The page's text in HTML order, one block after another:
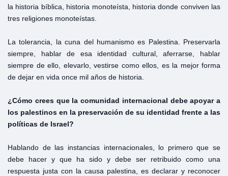
la historia bíblica, historia monoteísta, historia donde conviven las
tres religiones monoteístas.
La tolerancia, la cuna del humanismo es Palestina. Preservarla
siempre, hablar de esa identidad cultural, aferrarse, hablar
siempre de ello, elevarlo, vestirse como ellos, es la mejor forma
de dejar en vida once mil años de historia.
¿Cómo crees que la comunidad internacional debe apoyar a
los palestinos en la preservación de su identidad frente a las
políticas de Israel?
Hablando de las instancias internacionales, lo primero que se
debe hacer y que ha sido y debe ser retribuido como una
respuesta justa con la causa palestina, es declarar y reconocer